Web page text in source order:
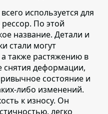
используется для
По этой
название. Детали и
стали могут
также растяжению в
снятия деформации,
состояние и
либо изменений.
к износу. Он
легко